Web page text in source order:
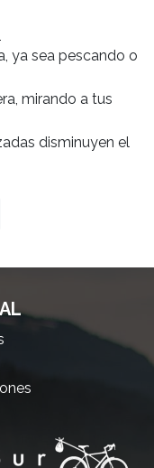
ya sea pescando o
mirando a tus
disminuyen el